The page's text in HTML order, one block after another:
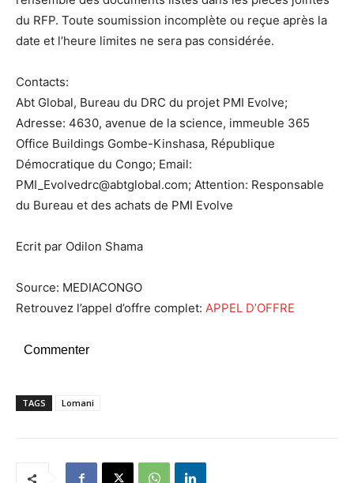
du RFP. Toute soumission incomplète ou reçue après la
date et l’heure limites ne sera pas considérée.
Contacts:
Abt Global, Bureau du DRC du projet PMI Evolve;
Adresse: 4630, avenue de la science, immeuble 365
Office Buildings Gombe-Kinshasa, République
Démocratique du Congo; Email:
PMI_Evolvedrc@abtglobal.com; Attention: Responsable
du Bureau et des achats de PMI Evolve
Ecrit par Odilon Shama
Source: MEDIACONGO
Retrouvez l’appel d’offre complet: APPEL D’OFFRE
Commenter
TAGS Lomani